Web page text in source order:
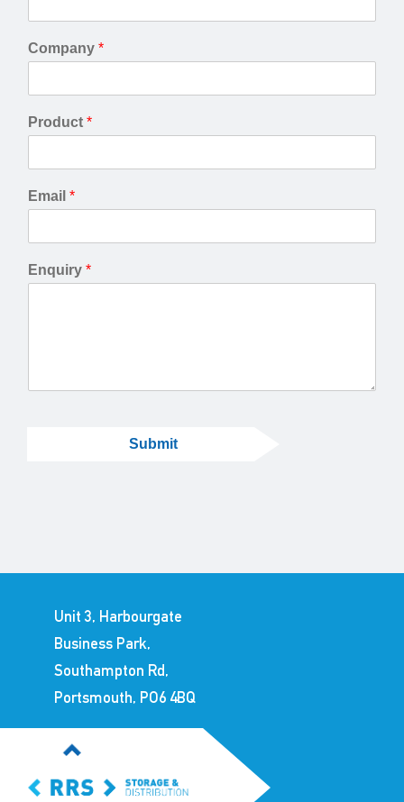
Company *
Product *
Email *
Enquiry *
Submit
Unit 3, Harbourgate
Business Park,
Southampton Rd,
Portsmouth, PO6 4BQ